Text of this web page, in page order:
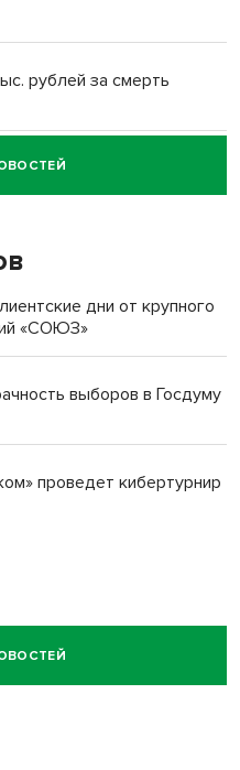
рублей за смерть
за смерть
дни от крупного
«СОЮЗ»
выборов в Госдуму
проведет кибертурнир